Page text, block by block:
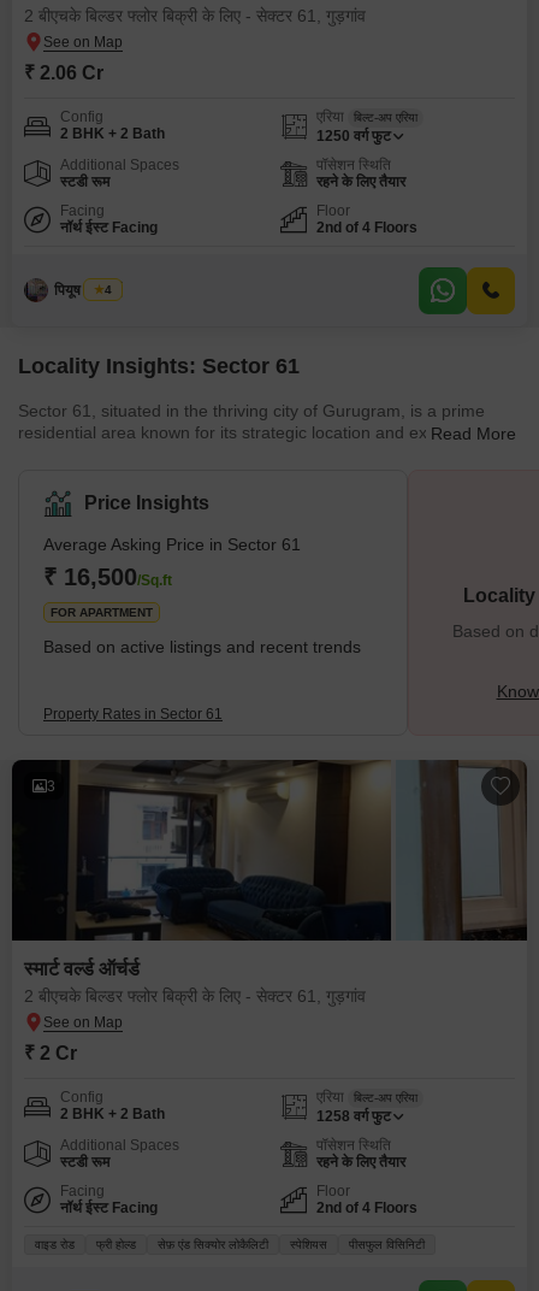
2 बीएचके बिल्डर फ्लोर बिक्री के लिए - सेक्टर 61, गुड़गांव
₹ 2.06 Cr
Config
2 BHK + 2 Bath
एरिया बिल्ट-अप एरिया
1250 वर्ग फुट
Additional Spaces
स्टडी रूम
पॉसेशन स्थिति
रहने के लिए तैयार
Facing
नॉर्थ ईस्ट Facing
Floor
2nd of 4 Floors
पियूष बाजपाई
4
Locality Insights: Sector 61
Sector 61, situated in the thriving city of Gurugram, is a prime
residential area known for its strategic location and excellent
Gurugram, stands out for its well-planned infrastructure and
accessibility. The proximity of Sector 61 to key neighbouring
localities such as Sector 60, Sector 63, Sushant Lok-II, Sushant
Read More
Price Insights
Average Asking Price in Sector 61
₹ 16,500/Sq.ft
FOR APARTMENT
Based on active listings and recent trends
Property Rates in Sector 61
Based on
3
स्मार्ट वर्ल्ड ऑर्चर्ड
2 बीएचके बिल्डर फ्लोर बिक्री के लिए - सेक्टर 61, गुड़गांव
₹ 2 Cr
Config
2 BHK + 2 Bath
एरिया बिल्ट-अप एरिया
1258 वर्ग फुट
Additional Spaces
स्टडी रूम
पॉसेशन स्थिति
रहने के लिए तैयार
Facing
नॉर्थ ईस्ट Facing
Floor
2nd of 4 Floors
वाइड रोड फ्री होल्ड सेफ़ एंड सिक्योर लोकैलिटी स्पेशियस पीसफुल विसिनिटी